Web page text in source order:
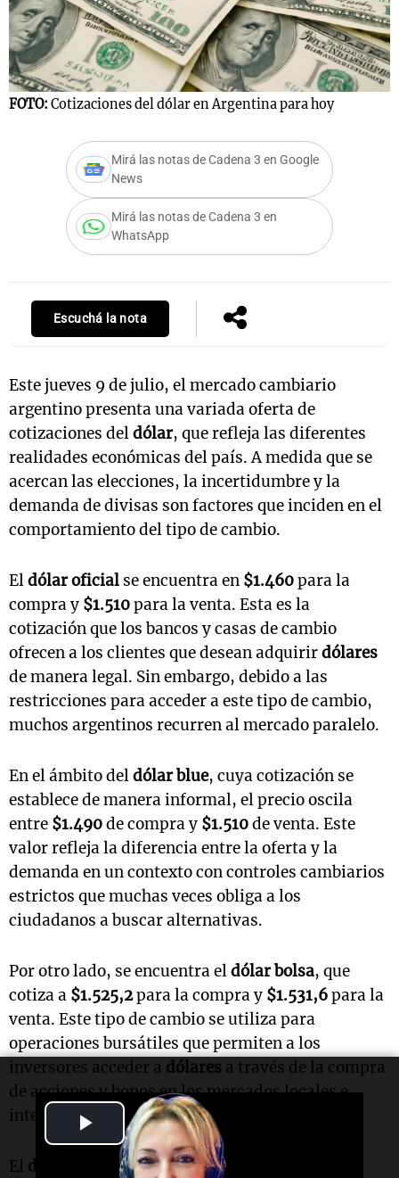
Play
Video
FOTO: Cotizaciones del dólar en Argentina para hoy
Mirá las notas de Cadena 3 en Google
News
Mirá las notas de Cadena 3 en
WhatsApp
Escuchá la nota
Este jueves 9 de julio, el mercado cambiario
argentino presenta una variada oferta de
cotizaciones deldólar, que refleja las diferentes
realidades económicas del país. A medida que se
acercan las elecciones, la incertidumbre y la
demanda de divisas son factores que inciden en el
comportamiento del tipo de cambio.
Eldólar oficial se encuentra en $1.460para la
compra y $1.510para la venta. Esta es la
cotización que los bancos y casas de cambio
ofrecen a los clientes que desean adquirirdólares
de manera legal. Sin embargo, debido a las
restricciones para acceder a este tipo de cambio,
muchos argentinos recurren al mercado paralelo.
En el ámbito deldólar blue, cuya cotización se
establece de manera informal, el precio oscila
entre $1.490de compra y $1.510de venta. Este
valor refleja la diferencia entre la oferta y la
demanda en un contexto con controles cambiarios
estrictos que muchas veces obliga a los
ciudadanos a buscar alternativas.
Por otro lado, se encuentra eldólar bolsa, que
cotiza a $1.525,2para la compra y $1.531,6para la
venta. Este tipo de cambio se utiliza para
operaciones bursátiles que permiten a los
inversores acceder a dólares a través de la compra
de acciones y bonos en los mercados locales e
internacionales.
El dólar contado con liquidación